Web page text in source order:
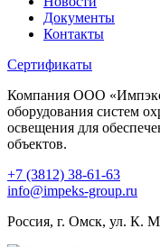
Документы
Контакты
Сертификаты
Компания ООО
оборудования систем
освещения для
объектов.
+7 (3812) 38-61-63
info@impeks-group.ru
Россия, г. Омск, ул. К.